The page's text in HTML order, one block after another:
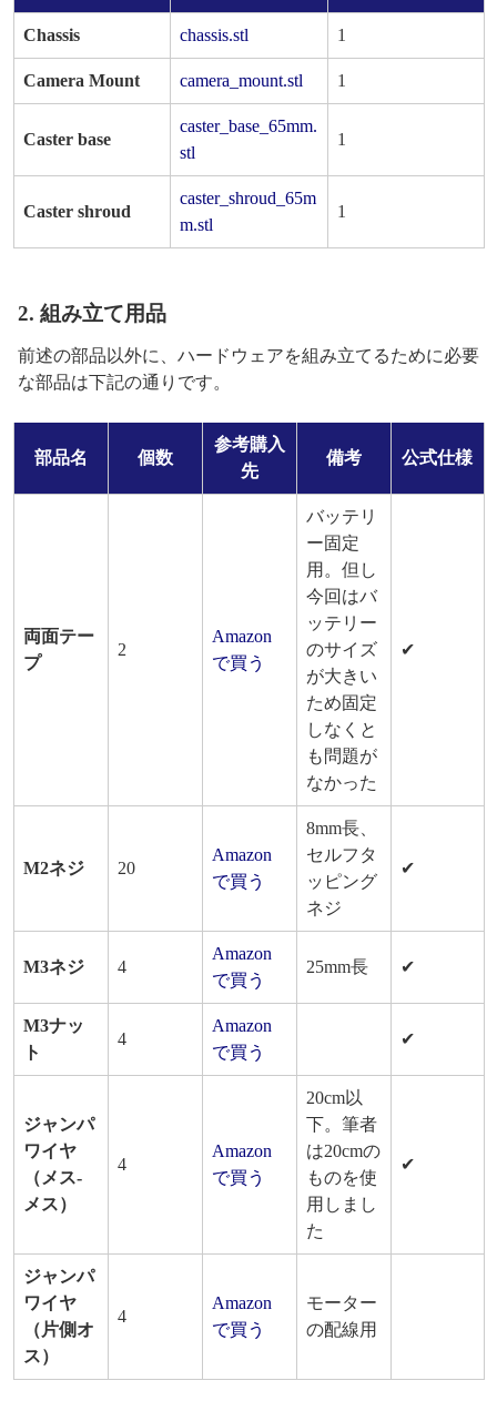
Chassis chassis.stl 1
Camera Mount camera_mount.stl 1
Caster base
caster_base_65mm.
stl
1
Caster shroud
caster_shroud_65m
m.stl
1
2. 組み立て用品
前述の部品以外に、ハードウェアを組み立てるために必要
な部品は下記の通りです。
部品名 個数
参考購入
先
備考 公式仕様
両面テー
プ
2
Amazon
で買う
バッテリ
ー固定
用。但し
今回はバ
ッテリー
のサイズ
が大きい
ため固定
しなくと
も問題が
なかった
✔
M2ネジ 20
Amazon
で買う
8mm長、
セルフタ
ッピング
ネジ
✔
M3ネジ 4
Amazon
で買う
25mm長 ✔
M3ナッ
ト
4
Amazon
で買う
✔
ジャンパ
ワイヤ
（メス-
メス）
4
Amazon
で買う
20cm以
下。筆者
は20cmの
ものを使
用しまし
た
✔
ジャンパ
ワイヤ
（片側オ
ス）
4
Amazon
で買う
モーター
の配線用